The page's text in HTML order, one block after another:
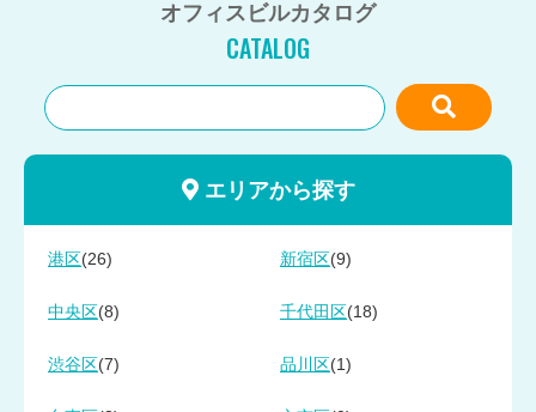
オフィスビルカタログ
CATALOG
エリアから探す
港区 (26) 新宿区 (9)
中央区 (8) 千代田区 (18)
渋谷区 (7) 品川区 (1)